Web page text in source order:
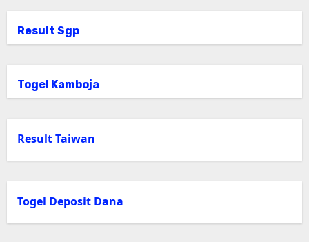
Result Sgp
Togel Kamboja
Result Taiwan
Togel Deposit Dana